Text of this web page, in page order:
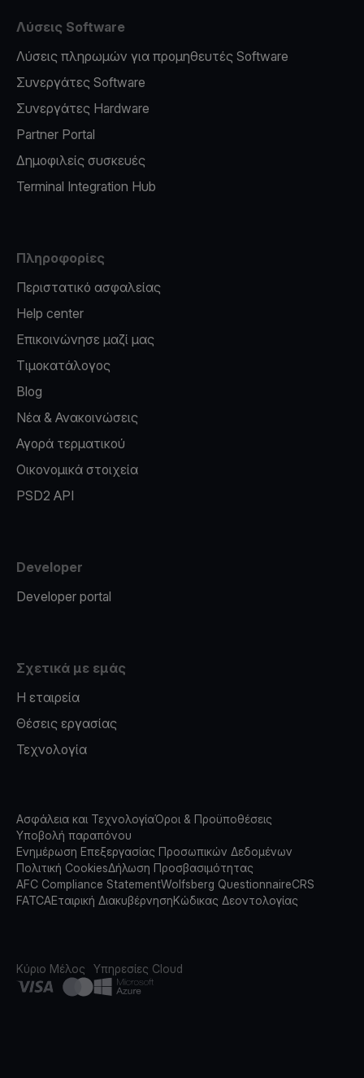
Λύσεις Software
Λύσεις πληρωμών για προμηθευτές Software
Συνεργάτες Software
Συνεργάτες Hardware
Partner Portal
Δημοφιλείς συσκευές
Terminal Integration Hub
Πληροφορίες
Περιστατικό ασφαλείας
Help center
Επικοινώνησε μαζί μας
Τιμοκατάλογος
Blog
Νέα & Ανακοινώσεις
Αγορά τερματικού
Οικονομικά στοιχεία
PSD2 API
Developer
Developer portal
Σχετικά με εμάς
Η εταιρεία
Θέσεις εργασίας
Τεχνολογία
Ασφάλεια και ΤεχνολογίαΌροι & Προϋποθέσεις
Υποβολή παραπόνου
Ενημέρωση Επεξεργασίας Προσωπικών Δεδομένων
Πολιτική CookiesΔήλωση Προσβασιμότητας
AFC Compliance StatementWolfsberg QuestionnaireCRS
FATCAΕταιρική ΔιακυβέρνησηΚώδικας Δεοντολογίας
Κύριο Μέλος Υπηρεσίες Cloud